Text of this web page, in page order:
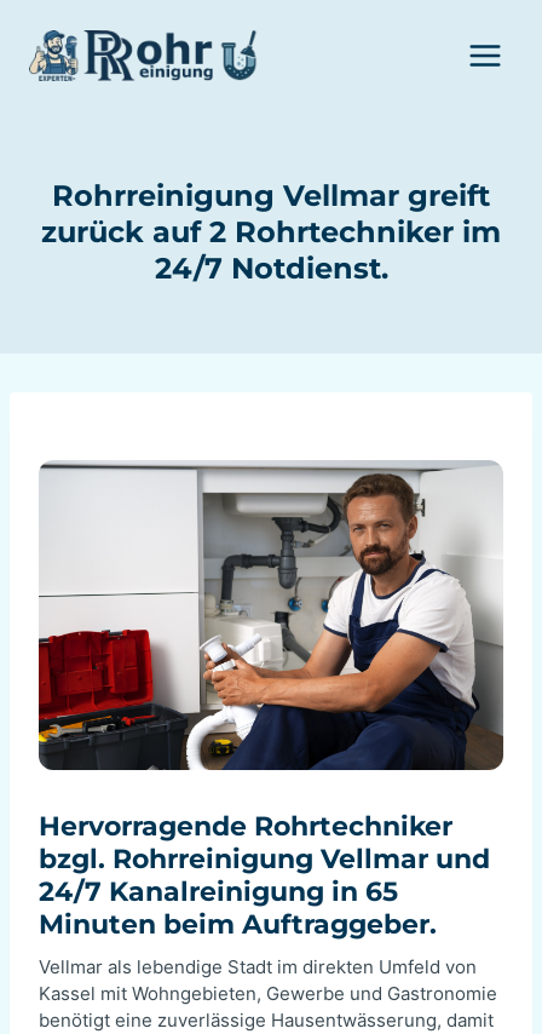
Inhalt
springen
Rohrreinigung Vellmar greift
zurück auf 2 Rohrtechniker im
24/7 Notdienst.
Hervorragende Rohrtechniker
bzgl. Rohrreinigung Vellmar und
24/7 Kanalreinigung in 65
Minuten beim Auftraggeber.
Vellmar als lebendige Stadt im direkten Umfeld von
Kassel mit Wohngebieten, Gewerbe und Gastronomie
benötigt eine zuverlässige Hausentwässerung, damit